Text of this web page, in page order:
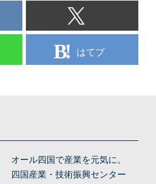
はてブ
オール四国で産業を元気に。
四国産業・技術振興センター